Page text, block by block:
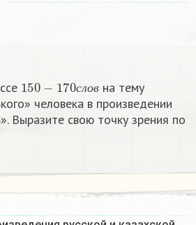
сл о в
150 170с
на тему
человека в произведении
Выразите свою точку зрения по